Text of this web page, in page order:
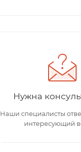
Нужна
Наши специалисты
интересующий